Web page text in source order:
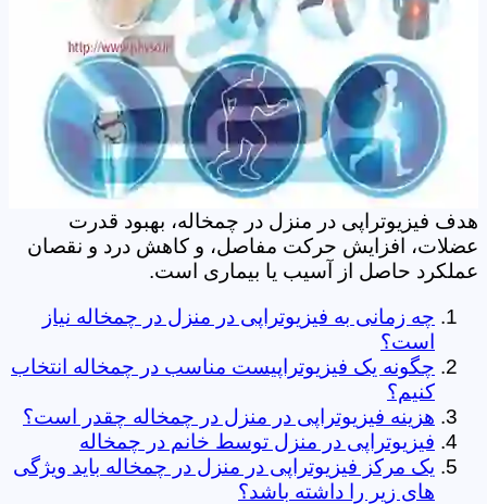
هدف فیزیوتراپی در منزل در چمخاله، بهبود قدرت
عضلات، افزایش حرکت مفاصل، و کاهش درد و نقصان
عملکرد حاصل از آسیب یا بیماری است.
چه زمانی به فیزیوتراپی در منزل در چمخاله نیاز
است؟
چگونه یک فیزیوتراپیست مناسب در چمخاله انتخاب
کنیم؟
هزینه فیزیوتراپی در منزل در چمخاله چقدر است؟
فیزیوتراپی در منزل توسط خانم در چمخاله
یک مرکز فیزیوتراپی در منزل در چمخاله باید ویژگی
های زیر را داشته باشد؟